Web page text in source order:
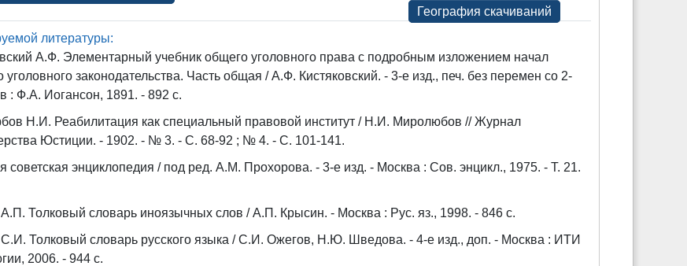
География скачиваний
литературы:
А.Ф. Элементарный учебник общего уголовного права с подробным изложением начал
уголовного законодательства. Часть общая / А.Ф. Кистяковский. - 3-е изд., печ. без перемен со 2-
: Ф.А. Иогансон, 1891. - 892 c.
Н.И. Реабилитация как специальный правовой институт / Н.И. Миролюбов // Журнал
Юстиции. - 1902. - № 3. - С. 68-92 ; № 4. - С. 101-141.
советская энциклопедия / под ред. А.М. Прохорова. - 3-е изд. - Москва : Сов. энцикл., 1975. - Т. 21.
Толковый словарь иноязычных слов / А.П. Крысин. - Москва : Рус. яз., 1998. - 846 с.
Толковый словарь русского языка / С.И. Ожегов, Н.Ю. Шведова. - 4-е изд., доп. - Москва : ИТИ
2006. - 944 с.